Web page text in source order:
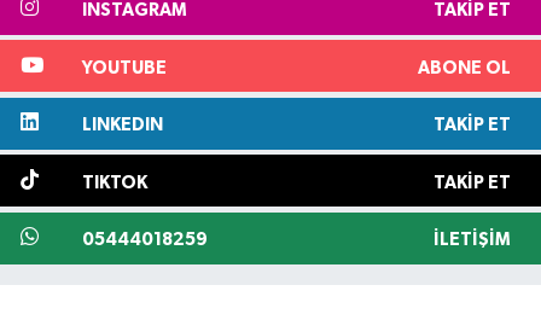
INSTAGRAM TAKIP ET
YOUTUBE ABONE OL
LINKEDIN TAKIP ET
TIKTOK TAKIP ET
05444018259 İLETIŞIM